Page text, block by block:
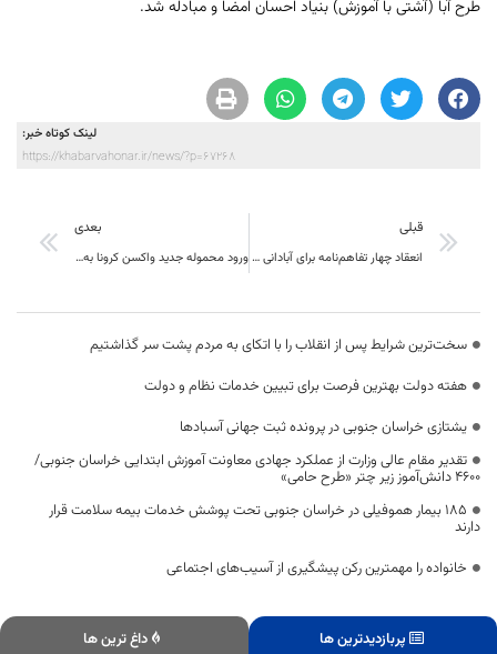
طرح آبا (آشتی با آموزش) بنیاد احسان امضا و مبادله شد.
لینک کوتاه خبر:
https://khabarvahonar.ir/news/?p=67268
قبلی
انعقاد چهار تفاهم‌نامه برای آبادانی و توسعه خراسان جنوبی با ستاد اجرایی فرمان حضرت امام (ره)
بعدی
ورود محموله جدید واکسن کرونا به خراسان جنوبی
سخت‌ترین شرایط پس از انقلاب را با اتکای به مردم پشت سر گذاشتیم
هفته دولت بهترین فرصت برای تبیین خدمات نظام و دولت
یشتازی خراسان جنوبی در پرونده ثبت جهانی آسبادها
تقدیر مقام عالی وزارت از عملکرد جهادی معاونت آموزش ابتدایی خراسان جنوبی/
۴۶۰۰ دانش‌آموز زیر چتر «طرح حامی»
۱۸۵ بیمار هموفیلی در خراسان جنوبی تحت پوشش خدمات بیمه سلامت قرار
دارند
خانواده را مهمترین رکن پیشگیری از آسیب‌های اجتماعی
پربازدیدترین ها داغ ترین ها